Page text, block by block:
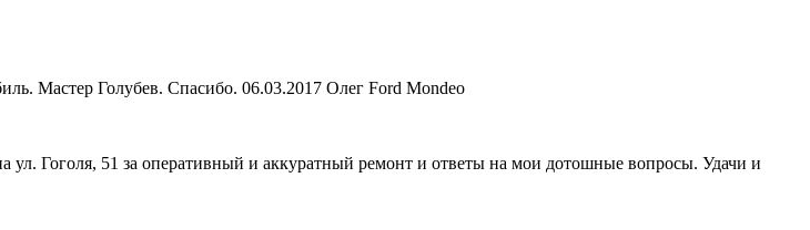
Мастер Голубев. Спасибо. 06.03.2017 Олег Ford Mondeo
Гоголя, 51 за оперативный и аккуратный ремонт и ответы на мои дотошные вопросы. Удачи и